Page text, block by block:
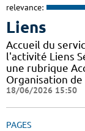
relevance:
Liens
Accueil du
l'activité Liens
une rubrique
Organisation
18/06/2026 15:50
PAGES